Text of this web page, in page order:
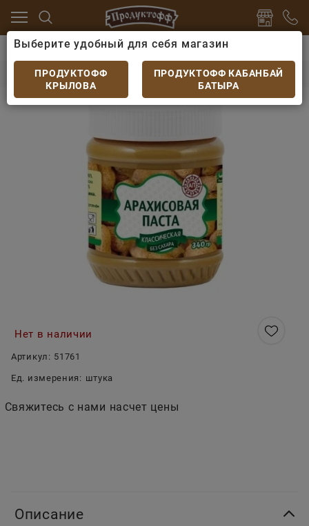
и десерты Паста
Арахисовая паста Азбука
Арахисовая паста Азбука 340гр
Нет в наличии
Артикул: 51761
Ед. измерения: штука
Свяжитесь с нами насчет цены
Описание
Выберите удобный для себя магазин
ПРОДУКТОФФ
КРЫЛОВА
ПРОДУКТОФФ КАБАНБАЙ
БАТЫРА